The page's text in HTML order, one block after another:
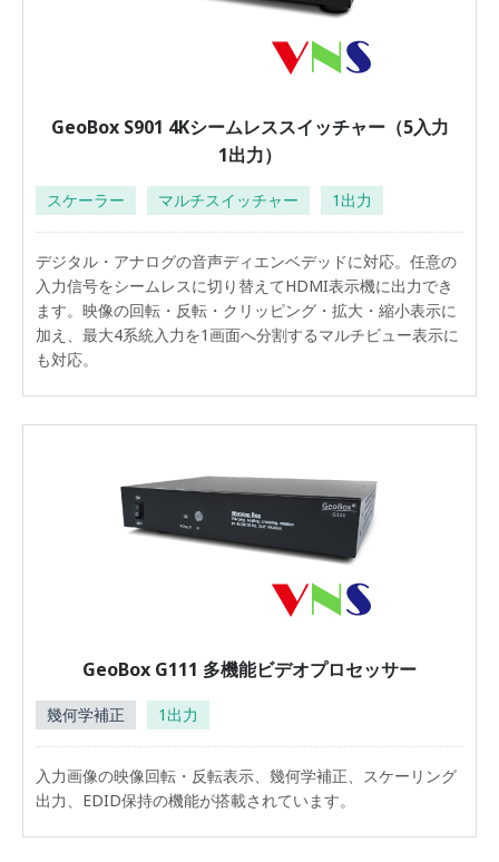
GeoBox S901 4Kシームレススイッチャー（5入力
1出力）
スケーラー マルチスイッチャー 1出力
デジタル・アナログの音声ディエンベデッドに対応。任意の
入力信号をシームレスに切り替えてHDMI表示機に出力でき
ます。映像の回転・反転・クリッピング・拡大・縮小表示に
加え、最大4系統入力を1画面へ分割するマルチビュー表示に
も対応。
GeoBox G111 多機能ビデオプロセッサー
幾何学補正 1出力
入力画像の映像回転・反転表示、幾何学補正、スケーリング
出力、EDID保持の機能が搭載されています。